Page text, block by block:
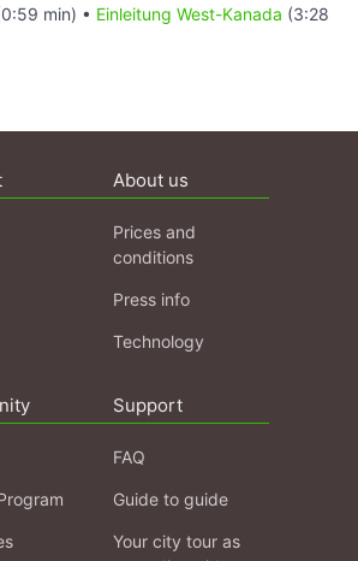
min) • Einleitung West-Kanada (3:28
About us
Prices and
conditions
Press info
Technology
Support
FAQ
Guide to guide
Your city tour as